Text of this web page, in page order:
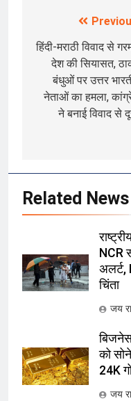
navigation
हिंदी-मराठी विवाद से
देश की सियासत,
बंधुओं पर उत्तर
नेताओं का हमला,
ने बनाई विवाद से
Related News
NCR
अलर्ट,
चिंता
जय
को
24K
जय